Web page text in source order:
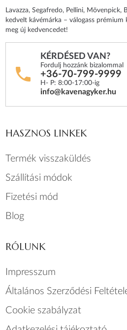
Lavazza, Segafredo, Pellini, Mövenpick,
kedvelt kávémárka – válogass prémium
meg új kedvencedet!
KÉRDÉSED VAN?
Fordulj hozzánk bizalommal
+36-70-799-9999
H- P: 8:00-17:00-ig
info@kavenagyker.hu
HASZNOS LINKEK
Termék visszaküldés
Szállítási módok
Fizetési mód
Blog
RÓLUNK
Impresszum
Általános Szerződési
Cookie szabályzat